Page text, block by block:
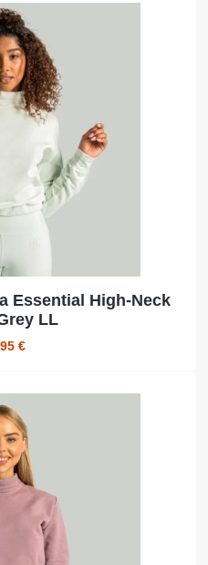
Essential High-Neck
LL
€